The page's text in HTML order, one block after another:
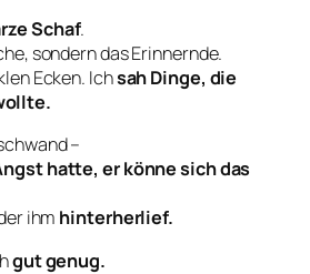
Schaf.
sondern das Erinnernde.
Ecken. Ichsah Dinge, die
–
hatte, er könne sich das
ihm hinterherlief.
gut genug.